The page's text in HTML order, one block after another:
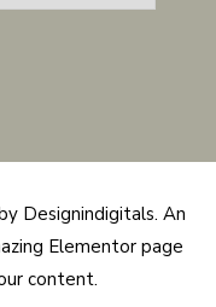
Designindigitals. An
Elementor page
content.